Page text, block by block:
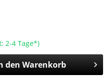
2-4 Tage*)
den Warenkorb